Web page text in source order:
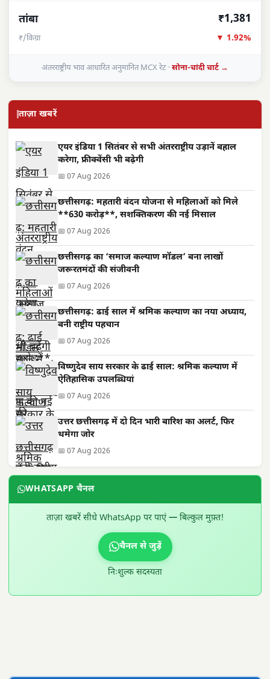
तांबा
₹/किग्रा
₹1,381
▼ 1.92%
अंतरराष्ट्रीय भाव आधारित अनुमानित MCX रेट ·सोना-चांदी चार्ट →
ताज़ा खबरें
एयर इंडिया 1 सितंबर से सभी अंतरराष्ट्रीय उड़ानें बहाल
करेगा, फ्रीक्वेंसी भी बढ़ेगी
📅 07 Aug 2026
छत्तीसगढ़: महतारी वंदन योजना से महिलाओं को मिले
**630 करोड़**, सशक्तिकरण की नई मिसाल
📅 07 Aug 2026
छत्तीसगढ़ का ‘समाज कल्याण मॉडल’ बना लाखों
जरूरतमंदों की संजीवनी
📅 07 Aug 2026
छत्तीसगढ़: ढाई साल में श्रमिक कल्याण का नया अध्याय,
बनी राष्ट्रीय पहचान
📅 07 Aug 2026
विष्णुदेव साय सरकार के ढाई साल: श्रमिक कल्याण में
ऐतिहासिक उपलब्धियां
📅 07 Aug 2026
उत्तर छत्तीसगढ़ में दो दिन भारी बारिश का अलर्ट, फिर
थमेगा जोर
📅 07 Aug 2026
WHATSAPP चैनल
ताज़ा खबरें सीधे WhatsApp पर पाएं — बिल्कुल मुफ़्त!
चैनल से जुड़ें
निःशुल्क सदस्यता